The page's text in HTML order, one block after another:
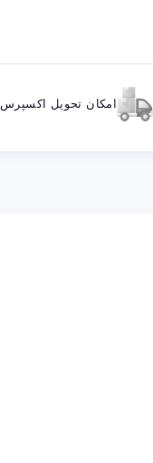
امکان تحویل اکسپرس